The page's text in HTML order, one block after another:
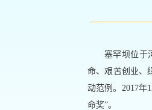
塞罕坝位于
命、艰苦创业、
动范例。2017年
命奖”。